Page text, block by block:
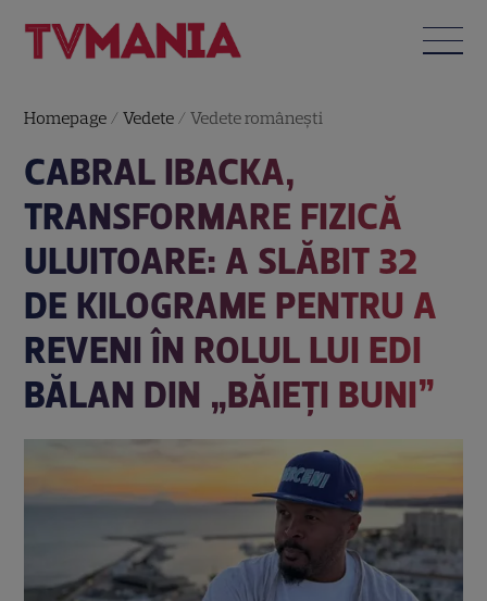
Homepage /Vedete /Vedete româneşti
CABRAL IBACKA,
TRANSFORMARE FIZICĂ
ULUITOARE: A SLĂBIT 32
DE KILOGRAME PENTRU A
REVENI ÎN ROLUL LUI EDI
BĂLAN DIN „BĂIEȚI BUNI”